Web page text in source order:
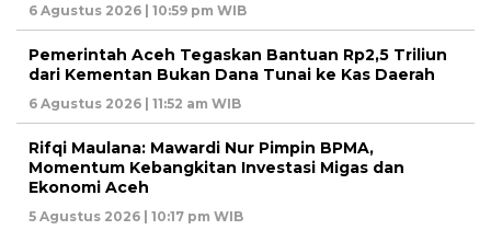
6 Agustus 2026 | 10:59 pm WIB
Pemerintah Aceh Tegaskan Bantuan Rp2,5 Triliun
dari Kementan Bukan Dana Tunai ke Kas Daerah
6 Agustus 2026 | 11:52 am WIB
Rifqi Maulana: Mawardi Nur Pimpin BPMA,
Momentum Kebangkitan Investasi Migas dan
Ekonomi Aceh
5 Agustus 2026 | 10:17 pm WIB